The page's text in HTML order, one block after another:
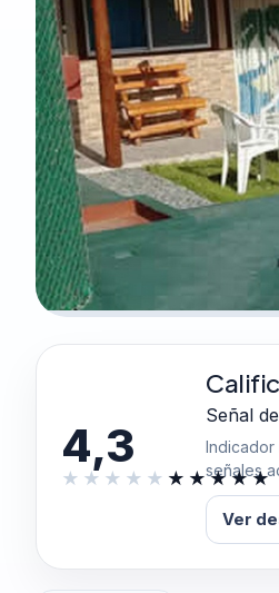
4,3
Señal
Indicador
señales
Ver